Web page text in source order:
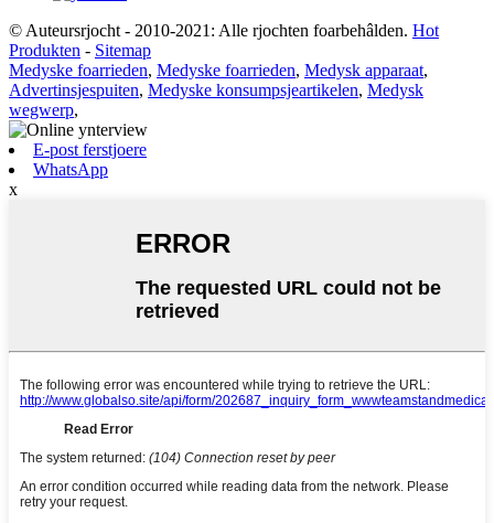
© Auteursrjocht - 2010-2021: Alle rjochten foarbehâlden. Hot
Produkten - Sitemap
Medyske foarrieden, Medyske foarrieden, Medysk apparaat,
Advertinsjespuiten, Medyske konsumpsjeartikelen, Medysk
wegwerp,
E-post ferstjoere
WhatsApp
x